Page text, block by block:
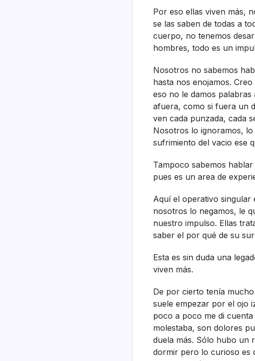
Por eso ellas viven más,
se las saben de todas a
cuerpo, no tenemos
hombres, todo es un
Nosotros no sabemos
hasta nos enojamos.
eso no le damos
afuera, como si fuera un
ven cada punzada, cada
Nosotros lo ignoramos,
sufrimiento del vacio ese
Tampoco sabemos
pues es un area de
Aquí­ el operativo singular
nosotros lo negamos, le
nuestro impulso. Ellas
saber el por qué de su
Esta es sin duda una
viven más.
De por cierto tení­a
suele empezar por el ojo
poco a poco me di
molestaba, son dolores
duela más. Sólo hubo un
dormir pero lo curioso es